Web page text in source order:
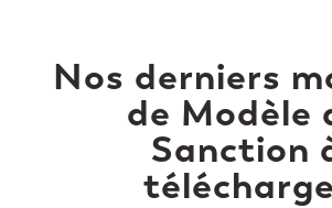
Nos derniers
de Modèle
Sanction